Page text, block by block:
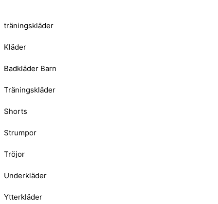
träningskläder
Kläder
Badkläder Barn
Träningskläder
Shorts
Strumpor
Tröjor
Underkläder
Ytterkläder